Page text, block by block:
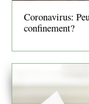
Coronavirus:
confinement?